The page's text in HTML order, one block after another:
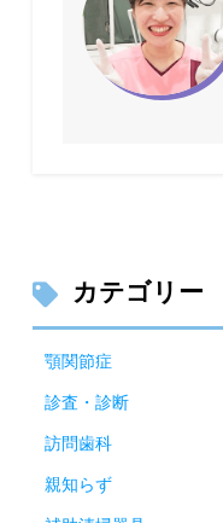
カテゴリー
顎関節症
診査・診断
訪問歯科
親知らず